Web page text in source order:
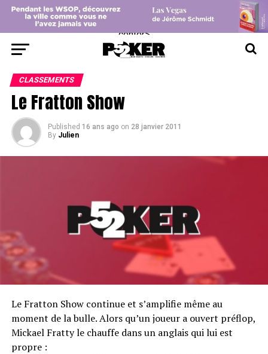
center>
CLASSEMENTS
Le Fratton Show
Published 16 ans ago on 28 janvier 2011
By Julien
Le Fratton Show continue et s’amplifie même au
moment de la bulle. Alors qu’un joueur a ouvert préflop,
Mickael Fratty le chauffe dans un anglais qui lui est
propre :